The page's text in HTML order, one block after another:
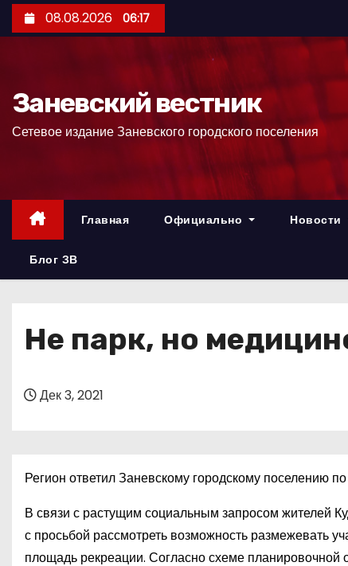
е
р
08.08.2026 06:17
Заневский вестник
Сетевое издание Заневского городского поселения
Главная Официально Новости
Блог ЗВ
Не парк, но
Дек 3, 2021
Регион ответил Заневскому городскому поселению
В связи с растущим социальным запросом жителей
с просьбой рассмотреть возможность размежевать
площадь рекреации. Согласно схеме